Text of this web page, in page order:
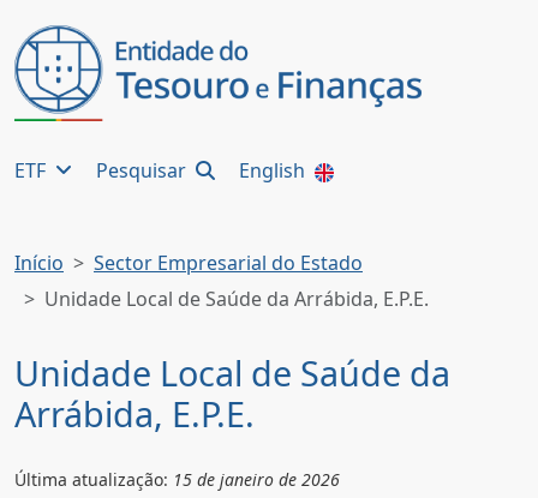
ETF Pesquisar English
Início
Sector Empresarial do Estado
Unidade Local de Saúde da Arrábida, E.P.E.
Unidade Local de Saúde da
Arrábida, E.P.E.
Última atualização: 15 de janeiro de 2026